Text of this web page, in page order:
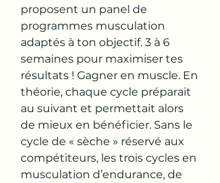
proposent un panel de
programmes musculation
adaptés à ton objectif. 3 à 6
semaines pour maximiser tes
résultats ! Gagner en muscle. En
théorie, chaque cycle préparait
au suivant et permettait alors
de mieux en bénéficier. Sans le
cycle de « sèche » réservé aux
compétiteurs, les trois cycles en
musculation d’endurance, de